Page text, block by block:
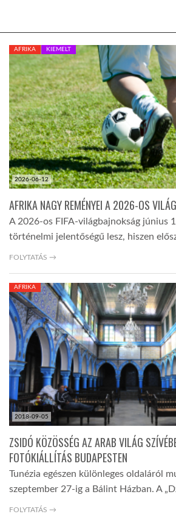
KÖZEL-KELET
AUSZTRÁLIA
A VILÁG ITTHON
GLOBOTV BP
HÍR3D
TROPICALMAGAZIN
GLOBOTV
AFRIKA TUDÁSTÁR
LINKTR.EE
2026-06-12
AFRIKA KIEMELT
AFRIKA NAGY REMÉNYEI A 2026-OS
A 2026-os FIFA-világbajnokság június
történelmi jelentőségű lesz, hiszen
FOLYTATÁS →
2018-09-05
AFRIKA
ZSIDÓ KÖZÖSSÉG AZ ARAB VILÁG
FOTÓKIÁLLÍTÁS BUDAPESTEN
Tunézia egészen különleges oldaláról
szeptember 27-ig a Bálint Házban. A
FOLYTATÁS →